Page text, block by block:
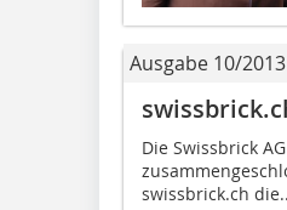
Ausgabe 10/2013
Die Swissbrick
swissbrick.ch